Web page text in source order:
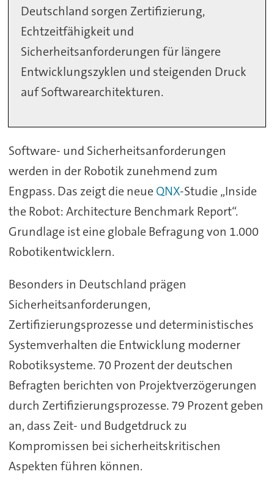
Deutschland sorgen Zertifizierung,
Echtzeitfähigkeit und
Sicherheitsanforderungen für längere
Entwicklungszyklen und steigenden Druck
auf Softwarearchitekturen.
Software- und Sicherheitsanforderungen
werden in der Robotik zunehmend zum
Engpass. Das zeigt die neue QNX-Studie „Inside
the Robot: Architecture Benchmark Report“.
Grundlage ist eine globale Befragung von 1.000
Robotikentwicklern.
Besonders in Deutschland prägen
Sicherheitsanforderungen,
Zertifizierungsprozesse und deterministisches
Systemverhalten die Entwicklung moderner
Robotiksysteme. 70 Prozent der deutschen
Befragten berichten von Projektverzögerungen
durch Zertifizierungsprozesse. 79 Prozent geben
an, dass Zeit- und Budgetdruck zu
Kompromissen bei sicherheitskritischen
Aspekten führen können.